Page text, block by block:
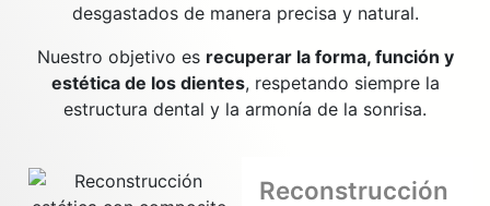
desgastados de manera precisa y natural.
Nuestro objetivo es recuperar la forma, función y
estética de los dientes, respetando siempre la
estructura dental y la armonía de la sonrisa.
Reconstrucción